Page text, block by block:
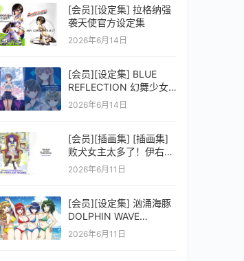
[会员][设定集] 拉格纳强
袭天使官方设定集
2026年6月14日
[会员][设定集] BLUE
REFLECTION 幻舞少女
之剑公式ビジュアルコレ
2026年6月14日
[会员][插画集] [插画集]
败犬女主太多了！伊右群
ARTWORKS
2026年6月11日
[会员][设定集] 汹涌海豚
DOLPHIN WAVE
OFFICIAL VISUAL
2026年6月11日